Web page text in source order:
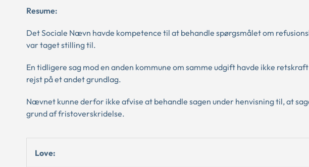
Resume:
Det Sociale Nævn havde kompetence til at behandle spørgsmålet om
var taget stilling til.
En tidligere sag mod en anden kommune om samme udgift havde ikke
rejst på et andet grundlag.
Nævnet kunne derfor ikke afvise at behandle sagen under henvisning til, at
grund af fristoverskridelse.
Love: